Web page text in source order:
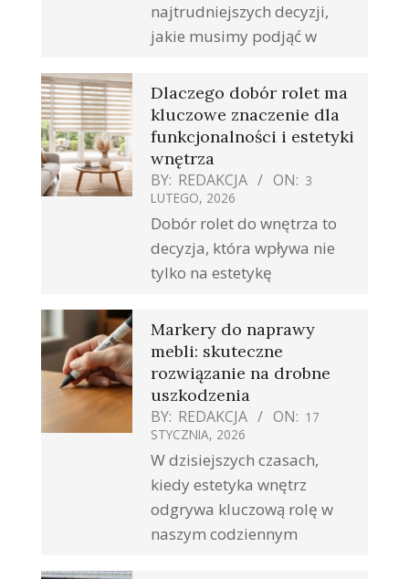
najtrudniejszych decyzji,
jakie musimy podjąć w
Dlaczego dobór rolet ma
kluczowe znaczenie dla
funkcjonalności i estetyki
wnętrza
BY: REDAKCJA ON: 3
LUTEGO, 2026
Dobór rolet do wnętrza to
decyzja, która wpływa nie
tylko na estetykę
Markery do naprawy
mebli: skuteczne
rozwiązanie na drobne
uszkodzenia
BY: REDAKCJA ON: 17
STYCZNIA, 2026
W dzisiejszych czasach,
kiedy estetyka wnętrz
odgrywa kluczową rolę w
naszym codziennym